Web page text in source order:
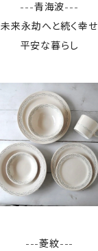
---青海波---
未来永劫へと続く幸せ
平安な暮らし
---菱紋---